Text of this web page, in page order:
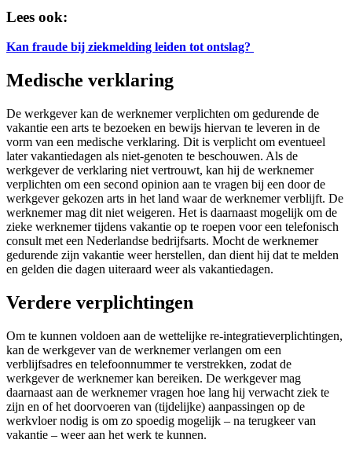
Lees ook:
Kan fraude bij ziekmelding leiden tot ontslag?
Medische verklaring
De werkgever kan de werknemer verplichten om gedurende de
vakantie een arts te bezoeken en bewijs hiervan te leveren in de
vorm van een medische verklaring. Dit is verplicht om eventueel
later vakantiedagen als niet-genoten te beschouwen. Als de
werkgever de verklaring niet vertrouwt, kan hij de werknemer
verplichten om een second opinion aan te vragen bij een door de
werkgever gekozen arts in het land waar de werknemer verblijft. De
werknemer mag dit niet weigeren. Het is daarnaast mogelijk om de
zieke werknemer tijdens vakantie op te roepen voor een telefonisch
consult met een Nederlandse bedrijfsarts. Mocht de werknemer
gedurende zijn vakantie weer herstellen, dan dient hij dat te melden
en gelden die dagen uiteraard weer als vakantiedagen.
Verdere verplichtingen
Om te kunnen voldoen aan de wettelijke re-integratieverplichtingen,
kan de werkgever van de werknemer verlangen om een
verblijfsadres en telefoonnummer te verstrekken, zodat de
werkgever de werknemer kan bereiken. De werkgever mag
daarnaast aan de werknemer vragen hoe lang hij verwacht ziek te
zijn en of het doorvoeren van (tijdelijke) aanpassingen op de
werkvloer nodig is om zo spoedig mogelijk – na terugkeer van
vakantie – weer aan het werk te kunnen.